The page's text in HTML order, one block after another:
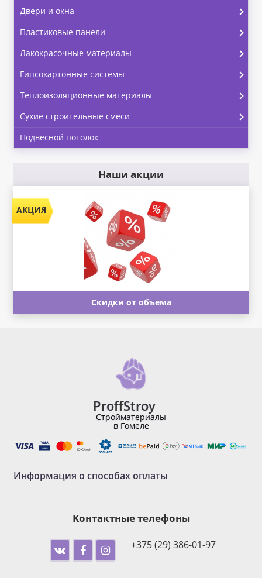
Двери и окна
Пластиковые панели
Лакокрасочные материалы
Гипсокартонные системы
Теплоизоляционные материалы
Сухие строительные смеси
Подвесной потолок
Наши акции
Скидки от объема
ProffStroy
Стройматериалы
в Гомеле
Информация о способах оплаты
Контактные телефоны
+375 (29) 386-01-97